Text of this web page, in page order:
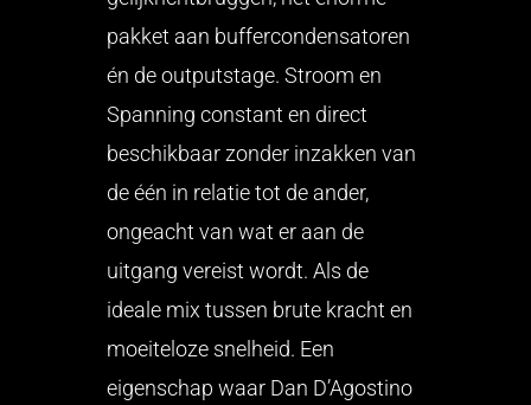
pakket aan buffercondensatoren
én de outputstage. Stroom en
Spanning constant en direct
beschikbaar zonder inzakken van
de één in relatie tot de ander,
ongeacht van wat er aan de
uitgang vereist wordt. Als de
ideale mix tussen brute kracht en
moeiteloze snelheid. Een
eigenschap waar Dan D’Agostino